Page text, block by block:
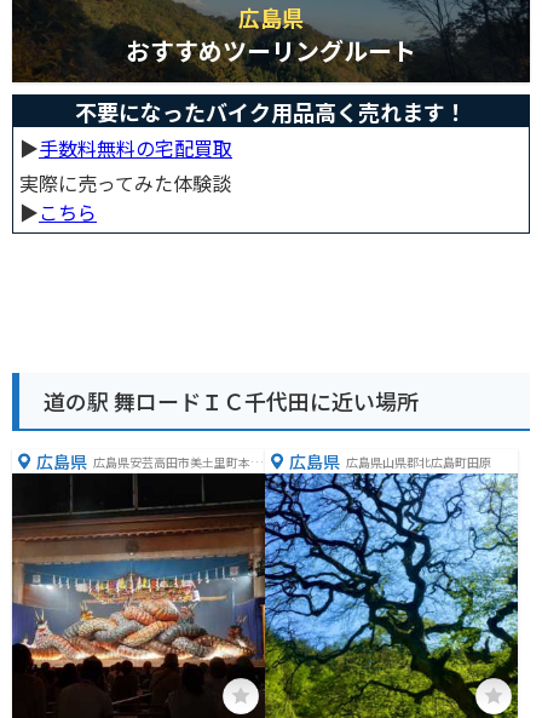
広島県
おすすめツーリングルート
不要になったバイク用品高く売れます！
▶︎手数料無料の宅配買取
実際に売ってみた体験談
▶︎こちら
道の駅 舞ロードＩＣ千代田に近い場所
広島県 広島県安芸高田市美土里町本郷
広島県 広島県山県郡北広島町田原